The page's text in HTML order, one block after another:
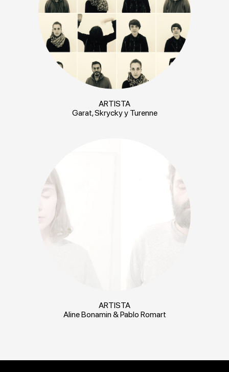
ARTISTA
Garat, Skrycky y Turenne
ARTISTA
Aline Bonamin & Pablo Romart